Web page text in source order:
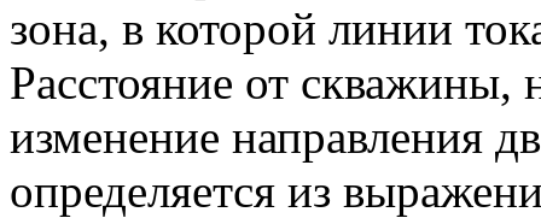
зона, в которой линии
Расстояние от скважины,
изменение направления
определяется из